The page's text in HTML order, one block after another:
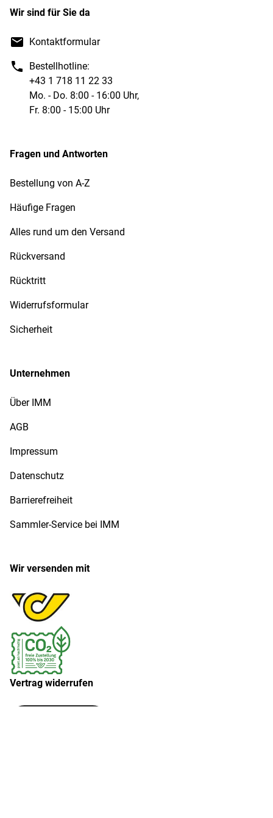
Wir sind für Sie da
Kontaktformular
Bestellhotline:
+43 1 718 11 22 33
Mo. - Do. 8:00 - 16:00 Uhr,
Fr. 8:00 - 15:00 Uhr
Fragen und Antworten
Bestellung von A-Z
Häufige Fragen
Alles rund um den Versand
Rückversand
Rücktritt
Widerrufsformular
Sicherheit
Unternehmen
Über IMM
AGB
Impressum
Datenschutz
Barrierefreiheit
Sammler-Service bei IMM
Wir versenden mit
Vertrag widerrufen